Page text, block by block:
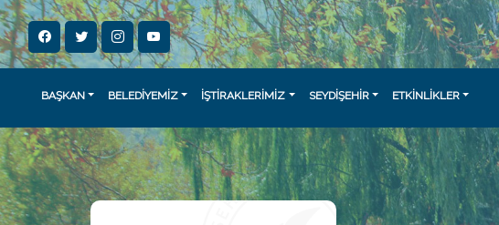
BAŞKAN BELEDİYEMİZ İŞTİRAKLERİMİZ SEYDİŞEHİR ETKINLIKLER